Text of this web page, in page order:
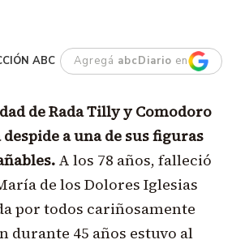
ABC Agregá abcDiario en
de Rada Tilly y Comodoro
a una de sus figuras
A los 78 años, falleció
de los Dolores Iglesias
por todos cariñosamente
durante 45 años estuvo al